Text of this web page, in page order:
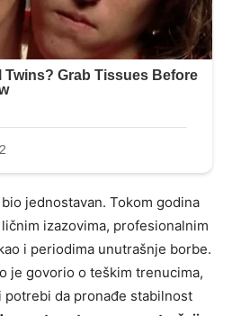
jednostavan. Tokom godina
izazovima, profesionalnim
i periodima unutrašnje borbe.
je govorio o teškim trenucima,
da pronađe stabilnost